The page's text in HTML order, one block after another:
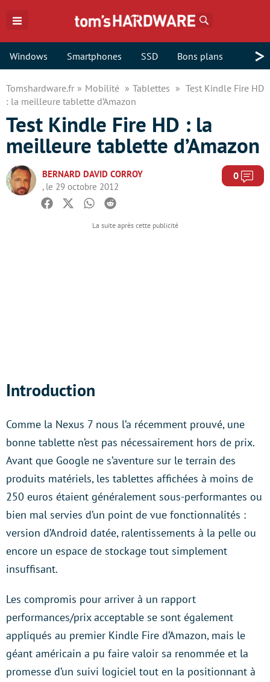
Windows Smartphones SSD Bons plans >
Tomshardware.fr Mobilité Tablettes
Test Kindle Fire HD
: la meilleure tablette d’Amazon
Test Kindle Fire HD : la
meilleure tablette d’Amazon
BERNARD DAVID CORROY
, le 29 octobre 2012
0
Facebook
TwitterWhatsapp
Reddit
Introduction
Comme la Nexus 7 nous l’a récemment prouvé, une
bonne tablette n’est pas nécessairement hors de prix.
Avant que Google ne s’aventure sur le terrain des
produits matériels, les tablettes affichées à moins de
250 euros étaient généralement sous-performantes ou
bien mal servies d’un point de vue fonctionnalités :
version d’Android datée, ralentissements à la pelle ou
encore un espace de stockage tout simplement
insuffisant.
Les compromis pour arriver à un rapport
performances/prix acceptable se sont également
appliqués au premier Kindle Fire d’Amazon, mais le
géant américain a pu faire valoir sa renommée et la
promesse d’un suivi logiciel tout en la positionnant à